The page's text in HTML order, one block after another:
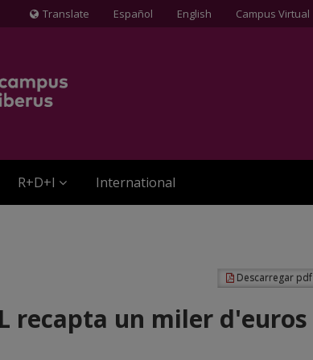
Icona
Translate Español English Campus Virtual
R+D+I International
Descarregar pdf
recapta un miler d'euros